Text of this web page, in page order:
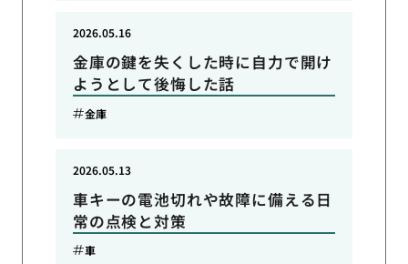
金庫の鍵を失くした時に自力で開け
ようとして後悔した話
2026.05.16
金庫
車キーの電池切れや故障に備える日
常の点検と対策
2026.05.13
車